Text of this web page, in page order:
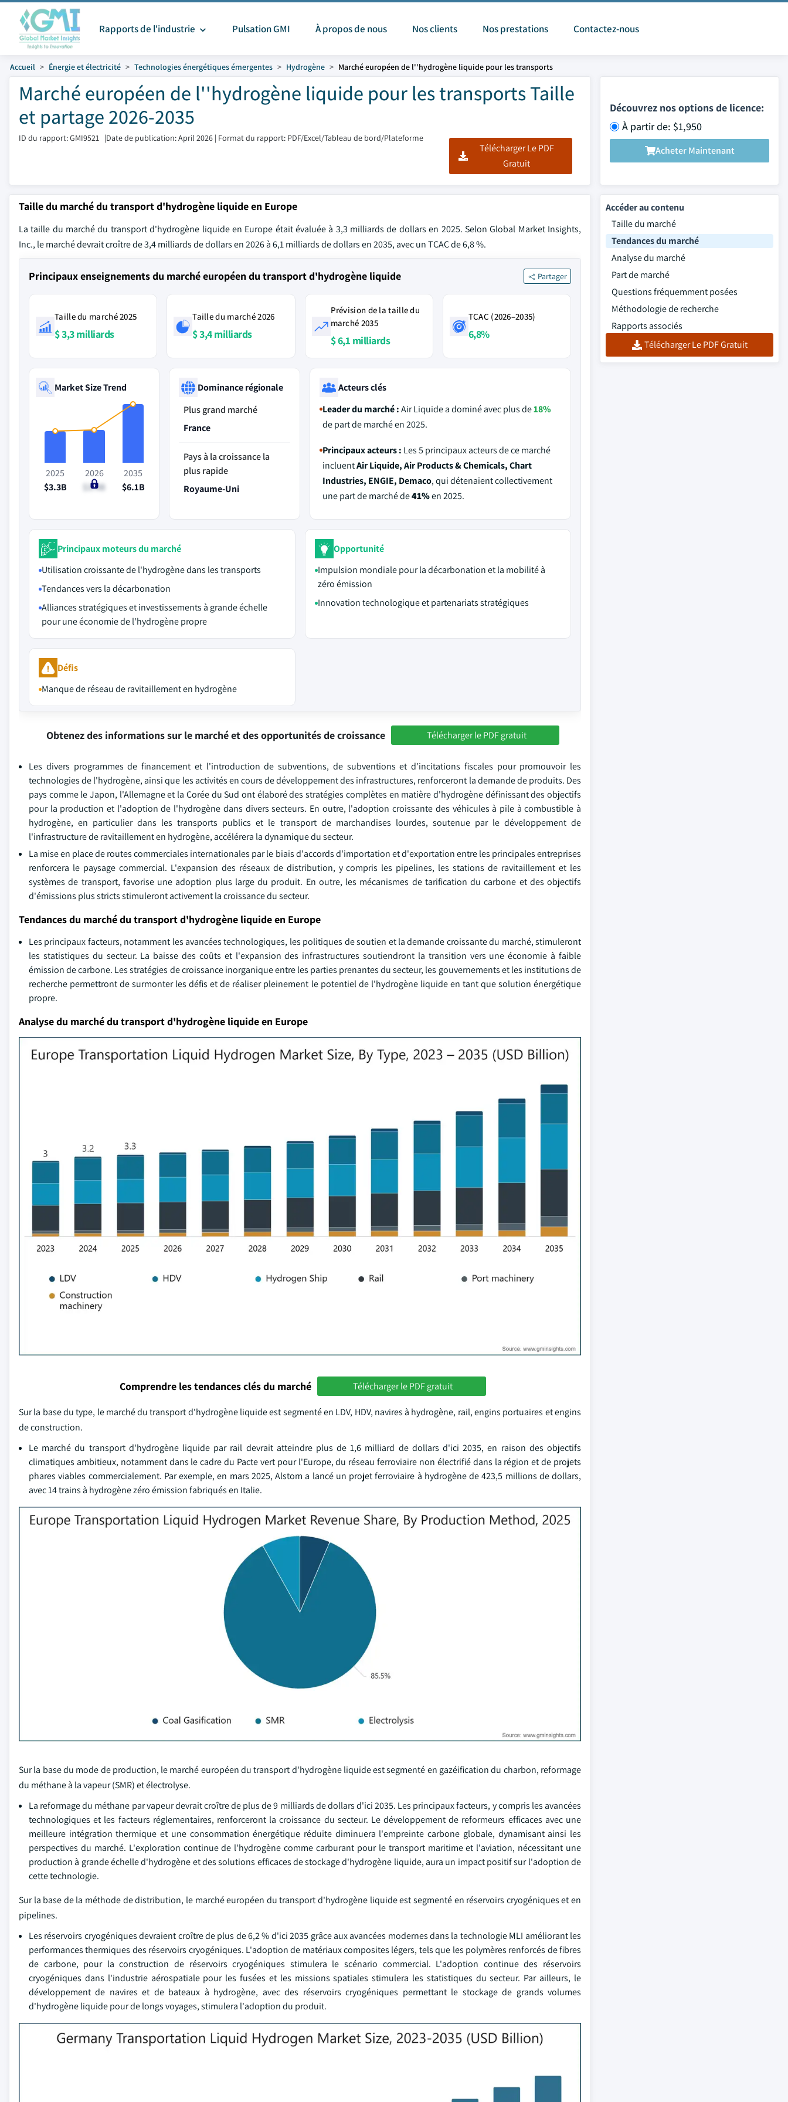
Rapports de l'industrie Pulsation GMI À propos de nous Nos clients Nos prestations Contactez-nous
Accueil Énergie et électricité Technologies énergétiques émergentes Hydrogène Marché européen de l''hydrogène liquide pour les transports
Marché européen de l''hydrogène liquide pour les transports Taille
et partage 2026-2035
ID du rapport: GMI9521 |Date de publication: April 2026 | Format du rapport: PDF/Excel/Tableau de bord/Plateforme
Télécharger Le PDF
Gratuit
Découvrez nos options de licence:
À partir de: $1,950
Acheter Maintenant
Taille du marché du transport d'hydrogène liquide en Europe
La taille du marché du transport d'hydrogène liquide en Europe était évaluée à 3,3 milliards de dollars en 2025. Selon Global Market Insights,
Inc., le marché devrait croître de 3,4 milliards de dollars en 2026 à 6,1 milliards de dollars en 2035, avec un TCAC de 6,8 %.
Principaux enseignements du marché européen du transport d'hydrogène liquide Partager
Taille du marché 2025
$ 3,3 milliards
Taille du marché 2026
$ 3,4 milliards
Prévision de la taille du
marché 2035
$ 6,1 milliards
TCAC (2026–2035)
6,8%
Market Size Trend
2025
$3.3B
2026
$3.4B
2035
$6.1B
Dominance régionale
Plus grand marché
France
Pays à la croissance la
plus rapide
Royaume-Uni
Acteurs clés
Leader du marché :Air Liquide a dominé avec plus de18%
de part de marché en 2025.
Principaux acteurs : Les 5 principaux acteurs de ce marché
incluentAir Liquide, Air Products & Chemicals, Chart
Industries, ENGIE, Demaco, qui détenaient collectivement
une part de marché de41%en 2025.
Principaux moteurs du marché
Utilisation croissante de l'hydrogène dans les transports
Tendances vers la décarbonation
Alliances stratégiques et investissements à grande échelle
pour une économie de l'hydrogène propre
Opportunité
Impulsion mondiale pour la décarbonation et la mobilité à
zéro émission
Innovation technologique et partenariats stratégiques
Défis
Manque de réseau de ravitaillement en hydrogène
Obtenez des informations sur le marché et des opportunités de croissance Télécharger le PDF gratuit
Les divers programmes de financement et l'introduction de subventions, de subventions et d'incitations fiscales pour promouvoir les
technologies de l'hydrogène, ainsi que les activités en cours de développement des infrastructures, renforceront la demande de produits. Des
pays comme le Japon, l'Allemagne et la Corée du Sud ont élaboré des stratégies complètes en matière d'hydrogène définissant des objectifs
pour la production et l'adoption de l'hydrogène dans divers secteurs. En outre, l'adoption croissante des véhicules à pile à combustible à
hydrogène, en particulier dans les transports publics et le transport de marchandises lourdes, soutenue par le développement de
l'infrastructure de ravitaillement en hydrogène, accélérera la dynamique du secteur.
La mise en place de routes commerciales internationales par le biais d'accords d'importation et d'exportation entre les principales entreprises
renforcera le paysage commercial. L'expansion des réseaux de distribution, y compris les pipelines, les stations de ravitaillement et les
systèmes de transport, favorise une adoption plus large du produit. En outre, les mécanismes de tarification du carbone et des objectifs
d'émissions plus stricts stimuleront activement la croissance du secteur.
Tendances du marché du transport d'hydrogène liquide en Europe
Les principaux facteurs, notamment les avancées technologiques, les politiques de soutien et la demande croissante du marché, stimuleront
les statistiques du secteur. La baisse des coûts et l'expansion des infrastructures soutiendront la transition vers une économie à faible
émission de carbone. Les stratégies de croissance inorganique entre les parties prenantes du secteur, les gouvernements et les institutions de
recherche permettront de surmonter les défis et de réaliser pleinement le potentiel de l'hydrogène liquide en tant que solution énergétique
propre.
Analyse du marché du transport d'hydrogène liquide en Europe
Comprendre les tendances clés du marché Télécharger le PDF gratuit
Sur la base du type, le marché du transport d'hydrogène liquide est segmenté en LDV, HDV, navires à hydrogène, rail, engins portuaires et engins
de construction.
Le marché du transport d'hydrogène liquide par rail devrait atteindre plus de 1,6 milliard de dollars d'ici 2035, en raison des objectifs
climatiques ambitieux, notamment dans le cadre du Pacte vert pour l'Europe, du réseau ferroviaire non électrifié dans la région et de projets
phares viables commercialement. Par exemple, en mars 2025, Alstom a lancé un projet ferroviaire à hydrogène de 423,5 millions de dollars,
avec 14 trains à hydrogène zéro émission fabriqués en Italie.
Sur la base du mode de production, le marché européen du transport d'hydrogène liquide est segmenté en gazéification du charbon, reformage
du méthane à la vapeur (SMR) et électrolyse.
La reformage du méthane par vapeur devrait croître de plus de 9 milliards de dollars d'ici 2035. Les principaux facteurs, y compris les avancées
technologiques et les facteurs réglementaires, renforceront la croissance du secteur. Le développement de reformeurs efficaces avec une
meilleure intégration thermique et une consommation énergétique réduite diminuera l'empreinte carbone globale, dynamisant ainsi les
perspectives du marché. L'exploration continue de l'hydrogène comme carburant pour le transport maritime et l'aviation, nécessitant une
production à grande échelle d'hydrogène et des solutions efficaces de stockage d'hydrogène liquide, aura un impact positif sur l'adoption de
cette technologie.
Sur la base de la méthode de distribution, le marché européen du transport d'hydrogène liquide est segmenté en réservoirs cryogéniques et en
pipelines.
Les réservoirs cryogéniques devraient croître de plus de 6,2 % d'ici 2035 grâce aux avancées modernes dans la technologie MLI améliorant les
performances thermiques des réservoirs cryogéniques. L'adoption de matériaux composites légers, tels que les polymères renforcés de fibres
de carbone, pour la construction de réservoirs cryogéniques stimulera le scénario commercial. L'adoption continue des réservoirs
cryogéniques dans l'industrie aérospatiale pour les fusées et les missions spatiales stimulera les statistiques du secteur. Par ailleurs, le
développement de navires et de bateaux à hydrogène, avec des réservoirs cryogéniques permettant le stockage de grands volumes
d'hydrogène liquide pour de longs voyages, stimulera l'adoption du produit.
Accéder au contenu
Taille du marché
Tendances du marché
Analyse du marché
Part de marché
Questions fréquemment posées
Méthodologie de recherche
Rapports associés
Télécharger Le PDF Gratuit